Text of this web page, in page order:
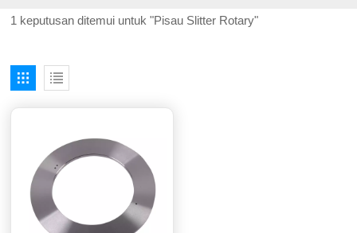
1 keputusan ditemui untuk "Pisau Slitter Rotary"